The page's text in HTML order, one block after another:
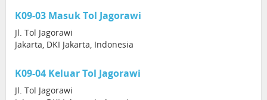
K09-03 Masuk Tol Jagorawi
Jl. Tol Jagorawi
Jakarta, DKI Jakarta, Indonesia
K09-04 Keluar Tol Jagorawi
Jl. Tol Jagorawi